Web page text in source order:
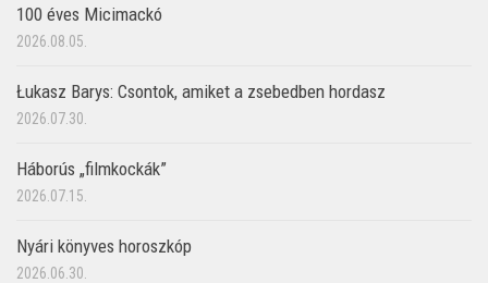
100 éves Micimackó
2026.08.05.
Łukasz Barys: Csontok, amiket a zsebedben hordasz
2026.07.30.
Háborús „filmkockák”
2026.07.15.
Nyári könyves horoszkóp
2026.06.30.